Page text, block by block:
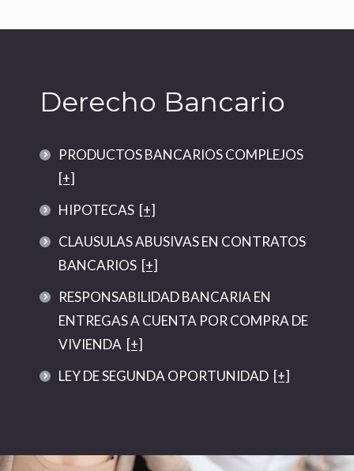
Derecho Bancario
PRODUCTOS BANCARIOS COMPLEJOS
[+]
HIPOTECAS [+]
CLAUSULAS ABUSIVAS EN CONTRATOS
BANCARIOS [+]
RESPONSABILIDAD BANCARIA EN
ENTREGAS A CUENTA POR COMPRA DE
VIVIENDA [+]
LEY DE SEGUNDA OPORTUNIDAD [+]